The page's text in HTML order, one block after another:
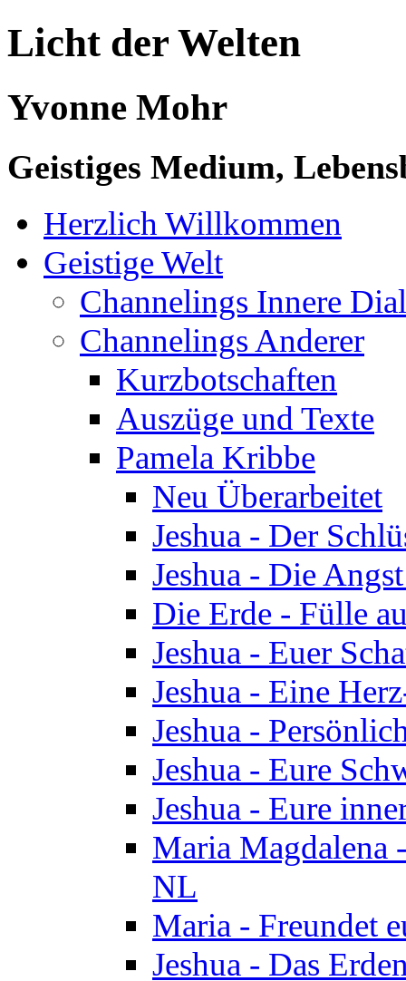
Licht der Welten
Yvonne Mohr
Geistiges Medium,
Herzlich Willkommen
Geistige Welt
Channelings Innere
Channelings Anderer
Kurzbotschaften
Auszüge und Texte
Pamela Kribbe
Neu Überarbeitet
Jeshua - Der
Jeshua - Die
Die Erde - Fülle
Jeshua - Euer
Jeshua - Eine
Jeshua -
Jeshua - Eure
Jeshua - Eure
Maria Magdalena
NL
Maria - Freundet
Jeshua - Das